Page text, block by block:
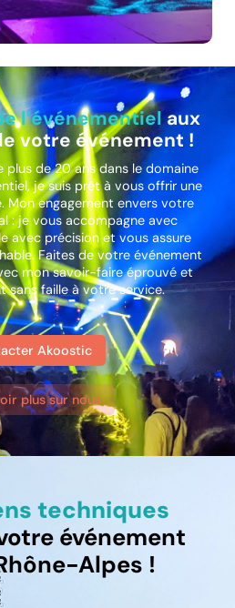
l’événementielaux
votre événement !
plus de 20 ans dans le domaine
je suis prêt à vous offrir une
Mon engagement envers votre
: je vous accompagne avec
avec précision et vous assure
Faites de votre événement
mon savoir-faire éprouvé et
sans faille à votre service.
Akoostic
plus sur nous
techniques
événement
Alpes !